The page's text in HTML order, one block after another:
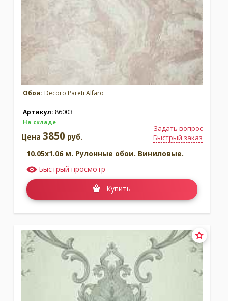
Обои: Decoro Pareti Alfaro
Артикул: 86003
На складе
Задать вопрос
Быстрый заказ
Цена 3850 руб.
10.05x1.06 м. Рулонные обои. Виниловые.
Быстрый просмотр
Купить